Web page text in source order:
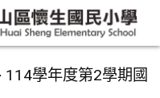
114學年度第2學期國